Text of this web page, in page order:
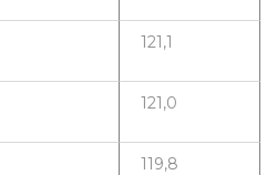
121,1
121,0
119,8